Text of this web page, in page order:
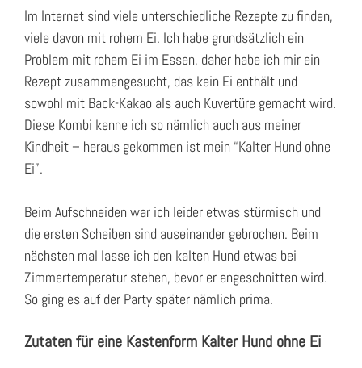
Im Internet sind viele unterschiedliche Rezepte zu finden,
viele davon mit rohem Ei. Ich habe grundsätzlich ein
Problem mit rohem Ei im Essen, daher habe ich mir ein
Rezept zusammengesucht, das kein Ei enthält und
sowohl mit Back-Kakao als auch Kuvertüre gemacht wird.
Diese Kombi kenne ich so nämlich auch aus meiner
Kindheit – heraus gekommen ist mein “Kalter Hund ohne
Ei”.
Beim Aufschneiden war ich leider etwas stürmisch und
die ersten Scheiben sind auseinander gebrochen. Beim
nächsten mal lasse ich den kalten Hund etwas bei
Zimmertemperatur stehen, bevor er angeschnitten wird.
So ging es auf der Party später nämlich prima.
Zutaten für eine Kastenform Kalter Hund ohne Ei